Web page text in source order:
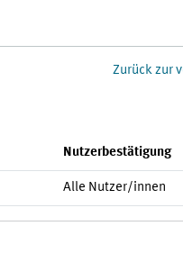
Zurück zur
Nutzerbestätigung
Alle Nutzer/innen